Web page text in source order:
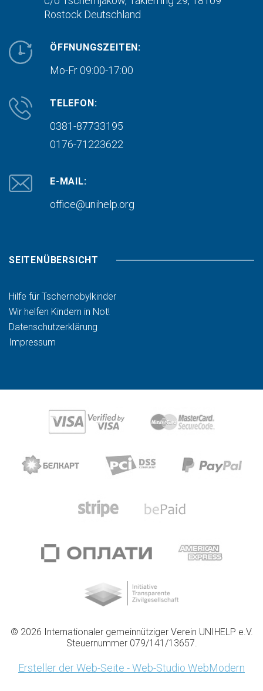
Rostock Deutschland
ÖFFNUNGSZEITEN:
Mo-Fr 09:00-17:00
TELEFON:
0381-87733195
0176-71223622
E-MAIL:
office@unihelp.org
SEITENÜBERSICHT
Hilfe für Tschernobylkinder
Wir helfen Kindern in Not!
Datenschutzerklärung
Impressum
© 2026 Internationaler gemeinnütziger Verein UNIHELP e.V.
Steuernummer 079/141/13657.
Ersteller der Web-Seite - Web-Studio WebModern